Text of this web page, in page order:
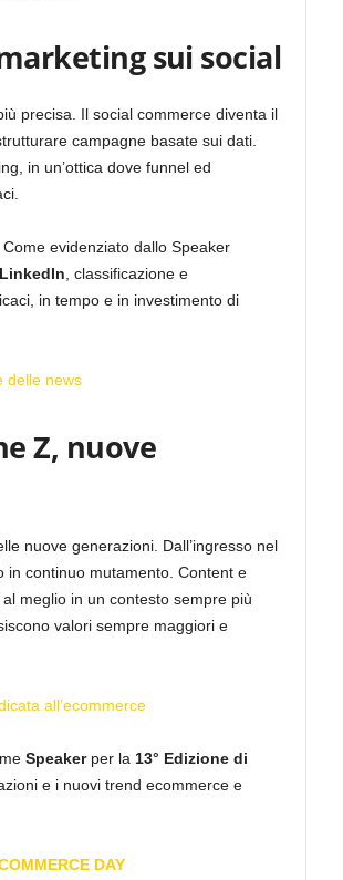
sui social
precisa. Il social commerce diventa il
campagne basate sui dati.
in un’ottica dove funnel ed
evidenziato dallo Speaker
LinkedIn , classificazione e
in tempo e in investimento di
delle news
Z, nuove
nuove generazioni. Dall’ingresso nel
in continuo mutamento. Content e
meglio in un contesto sempre più
valori sempre maggiori e
all’ecommerce
Speaker per la 13° Edizione di
e i nuovi trend ecommerce e
DAY